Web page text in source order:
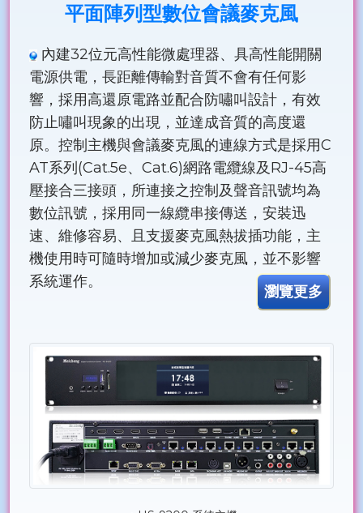
平面陣列型數位會議麥克風
內建32位元高性能微處理器、具高性能開關
電源供電，長距離傳輸對音質不會有任何影
響，採用高還原電路並配合防嘯叫設計，有效
防止嘯叫現象的出現，並達成音質的高度還
原。控制主機與會議麥克風的連線方式是採用C
AT系列(Cat.5e、Cat.6)網路電纜線及RJ-45高
壓接合三接頭，所連接之控制及聲音訊號均為
數位訊號，採用同一線纜串接傳送，安裝迅
速、維修容易、且支援麥克風熱拔插功能，主
機使用時可隨時增加或減少麥克風，並不影響
系統運作。
瀏覽更多